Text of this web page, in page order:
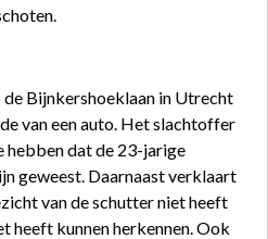
Bijnkershoeklaan in Utrecht
van een auto. Het slachtoffer
hebben dat de 23-jarige
geweest. Daarnaast verklaart
van de schutter niet heeft
heeft kunnen herkennen. Ook